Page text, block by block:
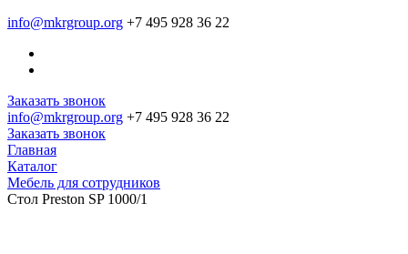
info@mkrgroup.org +7 495 928 36 22
Заказать звонок
info@mkrgroup.org +7 495 928 36 22
Заказать звонок
Главная
Каталог
Мебель для сотрудников
Стол Preston SP 1000/1